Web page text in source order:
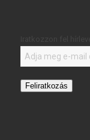
Feliratkozás